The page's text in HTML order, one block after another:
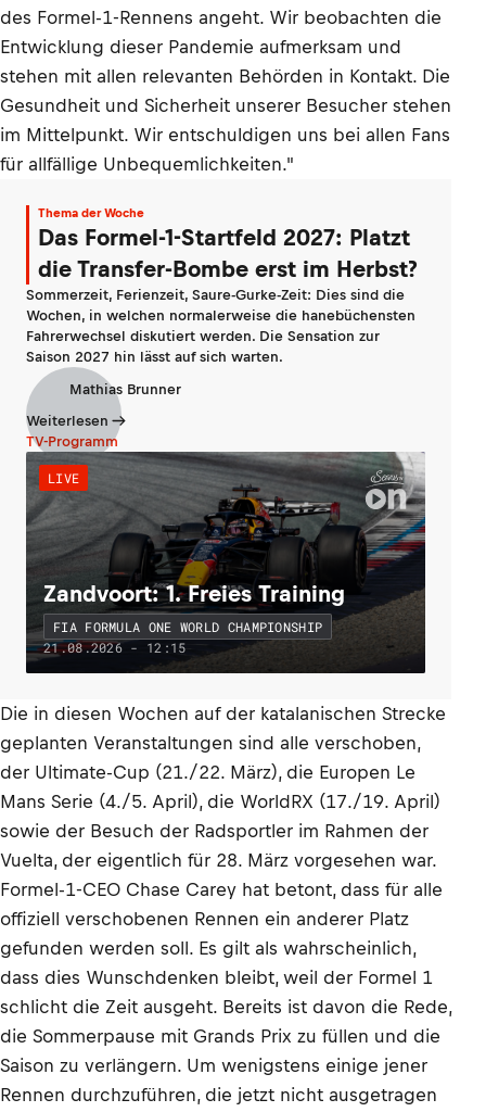
des Formel-1-Rennens angeht. Wir beobachten die
Entwicklung dieser Pandemie aufmerksam und
stehen mit allen relevanten Behörden in Kontakt. Die
Gesundheit und Sicherheit unserer Besucher stehen
im Mittelpunkt. Wir entschuldigen uns bei allen Fans
für allfällige Unbequemlichkeiten."
Thema der Woche
Das Formel-1-Startfeld 2027: Platzt
die Transfer-Bombe erst im Herbst?
Sommerzeit, Ferienzeit, Saure-Gurke-Zeit: Dies sind die
Wochen, in welchen normalerweise die hanebüchensten
Fahrerwechsel diskutiert werden. Die Sensation zur
Saison 2027 hin lässt auf sich warten.
Mathias Brunner
Weiterlesen
TV-Programm
LIVE
Zandvoort: 1. Freies Training
FIA FORMULA ONE WORLD CHAMPIONSHIP
21.08.2026 - 12:15
Die in diesen Wochen auf der katalanischen Strecke
geplanten Veranstaltungen sind alle verschoben,
der Ultimate-Cup (21./22. März), die Europen Le
Mans Serie (4./5. April), die WorldRX (17./19. April)
sowie der Besuch der Radsportler im Rahmen der
Vuelta, der eigentlich für 28. März vorgesehen war.
Formel-1-CEO Chase Carey hat betont, dass für alle
offiziell verschobenen Rennen ein anderer Platz
gefunden werden soll. Es gilt als wahrscheinlich,
dass dies Wunschdenken bleibt, weil der Formel 1
schlicht die Zeit ausgeht. Bereits ist davon die Rede,
die Sommerpause mit Grands Prix zu füllen und die
Saison zu verlängern. Um wenigstens einige jener
Rennen durchzuführen, die jetzt nicht ausgetragen